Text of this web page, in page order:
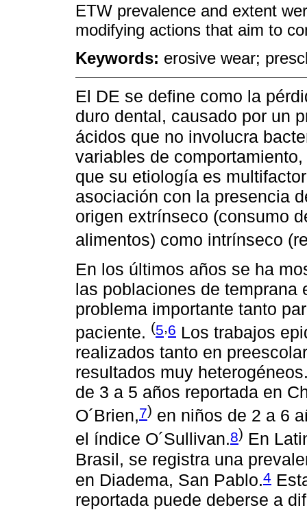
ETW prevalence and extent
modifying actions that aim to
Keywords: erosive wear;
El DE se define como la
duro dental, causado por un
ácidos que no involucra
variables de
que su etiología es
asociación con la presencia
origen extrínseco (consumo
alimentos) como intrínseco
En los últimos años se ha
las poblaciones de temprana
problema importante tanto
paciente. (5,6 Los trabajos
realizados tanto en
resultados muy
de 3 a 5 años reportada en
O´Brien,7) en niños de 2 a 6
el índice O´Sullivan.8) En
Brasil, se registra una
en Diadema, San Pablo.4
reportada puede deberse a